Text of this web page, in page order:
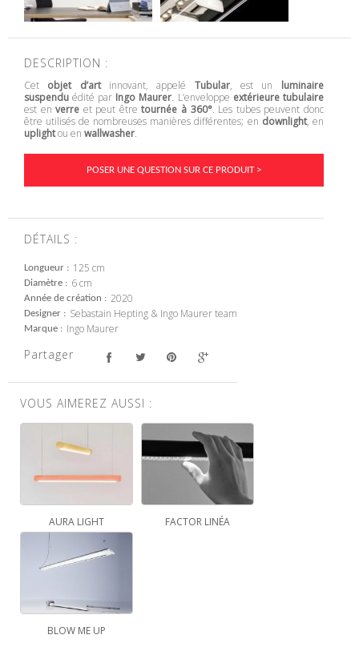
DESCRIPTION :
Cet objet d’artinnovant, appelé Tubular, est un luminaire
suspendu édité par Ingo Maurer. L’enveloppe extérieure tubulaire
est enverre et peut êtretournée à 360°. Les tubes peuvent donc
être utilisés de nombreuses manières différentes; en downlight, en
uplightou en wallwasher.
POSER UNE QUESTION SUR CE PRODUIT >
DÉTAILS :
Longueur 125 cm
Diamètre 6 cm
Année de création 2020
Designer Sebastain Hepting & Ingo Maurer team
Marque Ingo Maurer
Partager
VOUS AIMEREZ AUSSI :
AURA LIGHT FACTOR LINÉA
BLOW ME UP